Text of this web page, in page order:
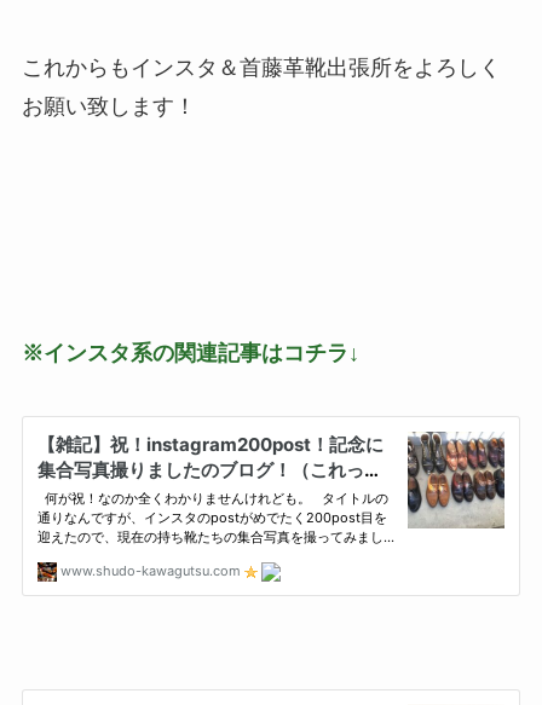
これからもインスタ＆首藤革靴出張所をよろしく
お願い致します！
※インスタ系の関連記事はコチラ↓